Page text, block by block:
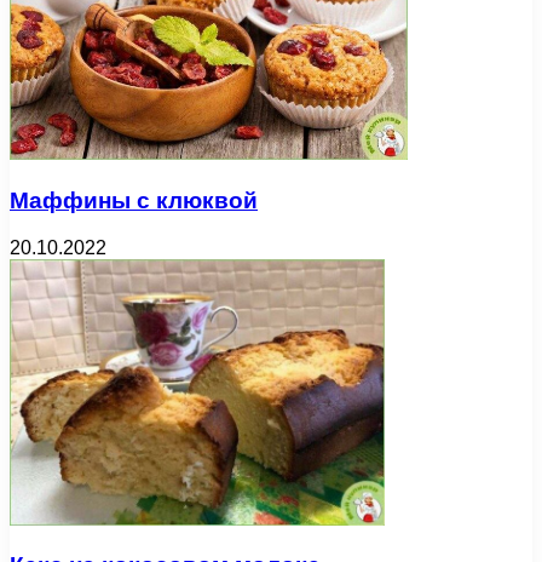
Маффины с клюквой
20.10.2022